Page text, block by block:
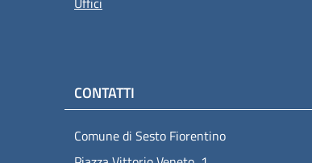
CONTATTI
Comune di Sesto Fiorentino